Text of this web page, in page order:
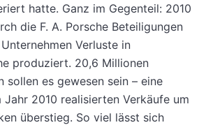
hatte. Ganz im Gegenteil: 2010
die F. A. Porsche Beteiligungen
Verluste in
produziert. 20,6 Millionen
sollen es gewesen sein – eine
Jahr 2010 realisierten Verkäufe um
überstieg. So viel lässt sich